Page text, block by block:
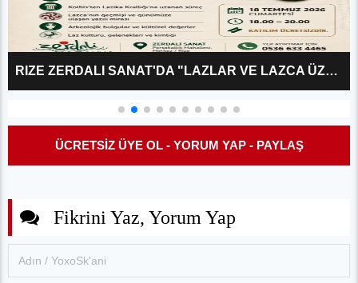
RIZE ZERDALI SANAT'DA "LAZLAR VE LAZCA ÜZERINE?" KÜLTÜR SÖYLEŞISI
ÜCRETSİZ ÜYE OL - YORUM YAP - PAYLAŞ
Fikrini Yaz, Yorum Yap